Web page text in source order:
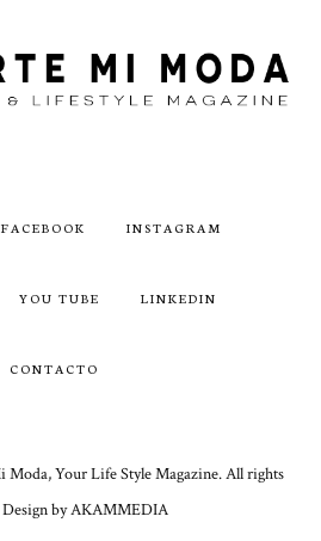
FACEBOOK INSTAGRAM
YOU TUBE LINKEDIN
CONTACTO
Moda, Your Life Style Magazine. All rights
Design by AKAMMEDIA